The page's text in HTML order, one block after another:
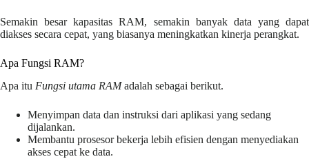
Semakin besar kapasitas RAM, semakin banyak data yang dapat
diakses secara cepat, yang biasanya meningkatkan kinerja perangkat.
Apa Fungsi RAM?
Apa itu Fungsi utama RAMadalah sebagai berikut.
Menyimpan data dan instruksi dari aplikasi yang sedang
dijalankan.
Membantu prosesor bekerja lebih efisien dengan menyediakan
akses cepat ke data.